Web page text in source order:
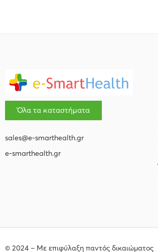
Όλα τα καταστήματα
sales@e-smarthealth.gr
e-smarthealth.gr
© 2024 – Με επιφύλαξη παντός δικαιώματος